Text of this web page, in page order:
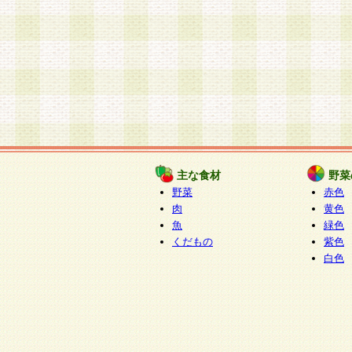
主な食材
野菜
肉
魚
くだもの
野
赤色
黄色
緑色
紫色
白色